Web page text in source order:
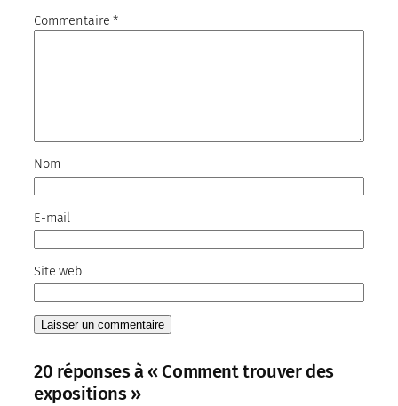
Commentaire*
Nom
E-mail
Site web
20 réponses à « Comment trouver des
expositions »